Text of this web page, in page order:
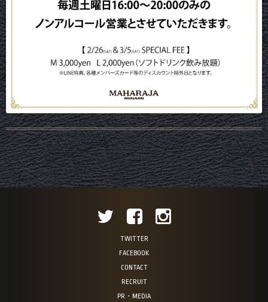
TWITTER
FACEBOOK
CONTACT
RECRUIT
PR・MEDIA